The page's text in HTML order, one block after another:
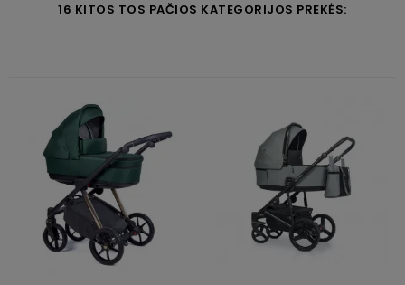
16 KITOS TOS PAČIOS KATEGORIJOS PREKĖS: